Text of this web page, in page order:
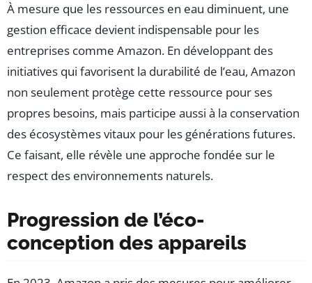
À mesure que les ressources en eau diminuent, une
gestion efficace devient indispensable pour les
entreprises comme Amazon. En développant des
initiatives qui favorisent la durabilité de l’eau, Amazon
non seulement protège cette ressource pour ses
propres besoins, mais participe aussi à la conservation
des écosystèmes vitaux pour les générations futures.
Ce faisant, elle révèle une approche fondée sur le
respect des environnements naturels.
Progression de l’éco-
conception des appareils